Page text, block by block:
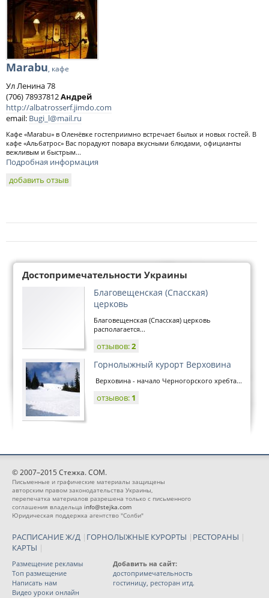
Marabu, кафе
Ул Ленина 78
(706) 78937812Андрей
http://albatrosserf.jimdo.com
email: Bugi_l@mail.ru
Кафе «Marabu» в Оленёвке гостеприимно встречает былых и новых гостей. В
кафе «Альбатрос» Вас порадуют повара вкусными блюдами, официанты
вежливым и быстрым...
Подробная информация
добавить отзыв
Достопримечательности Украины
Благовещенская (Спасская)
церковь
Благовещенская (Спасская) церковь
располагается...
отзывов:2
Горнолыжный курорт Верховина
Верховина - начало Черногорского хребта...
отзывов: 1
© 2007–2015 Стежка. COM.
Письменные и графические материалы защищены
авторским правом законодательства Украины,
перепечатка материалов разрешена только с письменного
соглашения владельца info@stejka.com
Юридическая поддержка агентство "Солби"
РАСПИСАНИЕ Ж/Д | ГОРНОЛЫЖНЫЕ КУРОРТЫ | РЕСТОРАНЫ |
КАРТЫ |
Размещение рекламы
Топ размещение
Написать нам
Видео уроки онлайн
Добавить на сайт:
достопримечательность
гостиницу, ресторан итд.